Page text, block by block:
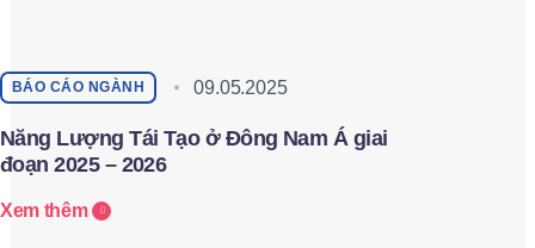
BÁO CÁO NGÀNH 09.05.2025
Năng Lượng Tái Tạo ở Đông Nam Á giai
đoạn 2025 – 2026
Xem thêm